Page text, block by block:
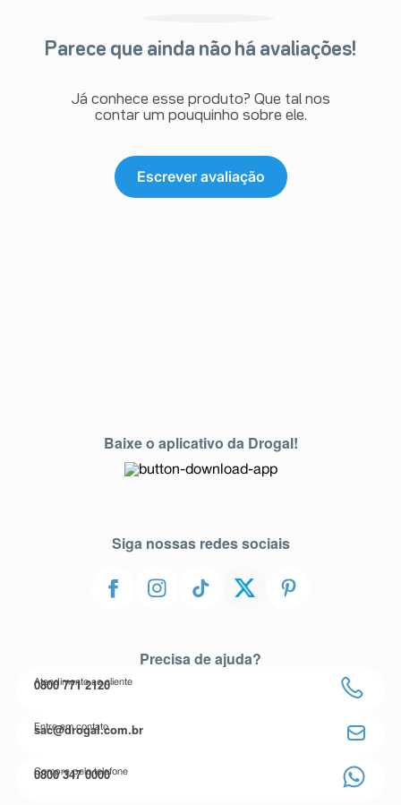
Parece que ainda não há avaliações!
Já conhece esse produto? Que tal nos
contar um pouquinho sobre ele.
Escrever avaliação
Baixe o aplicativo da Drogal!
Siga nossas redes sociais
Precisa de ajuda?
Atendimento ao cliente
0800 771 2120
Entre em contato
sac@drogal.com.br
Compre pelo telefone
0800 347 0000